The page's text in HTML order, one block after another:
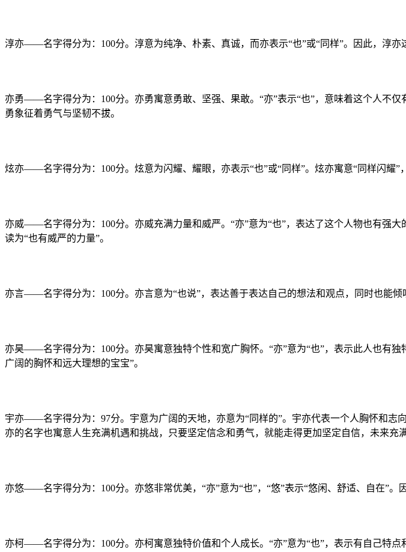
淳亦——名字得分为：100分。淳意为纯净、朴素、真诚，而亦表示“也”或“同样”。因此，淳
亦勇——名字得分为：100分。亦勇寓意勇敢、坚强、果敢。“亦”表示“也”，意味着这个人不
勇象征着勇气与坚韧不拔。
炫亦——名字得分为：100分。炫意为闪耀、耀眼，亦表示“也”或“同样”。炫亦寓意“同样闪耀
亦威——名字得分为：100分。亦威充满力量和威严。“亦”意为“也”，表达了这个人物也有强
读为“也有威严的力量”。
亦言——名字得分为：100分。亦言意为“也说”，表达善于表达自己的想法和观点，同时也能
亦昊——名字得分为：100分。亦昊寓意独特个性和宽广胸怀。“亦”意为“也”，表示此人也有
广阔的胸怀和远大理想的宝宝”。
宇亦——名字得分为：97分。宇意为广阔的天地，亦意为“同样的”。宇亦代表一个人胸怀和
亦的名字也寓意人生充满机遇和挑战，只要坚定信念和勇气，就能走得更加坚定自信，未来充
亦悠——名字得分为：100分。亦悠非常优美，“亦”意为“也”，“悠”表示“悠闲、舒适、自在”。
亦柯——名字得分为：100分。亦柯寓意独特价值和个人成长。“亦”意为“也”，表示有自己特